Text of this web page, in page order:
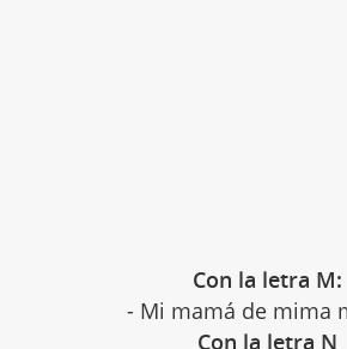
Con la letra M:
- Mi mamá de mima
Con la letra N